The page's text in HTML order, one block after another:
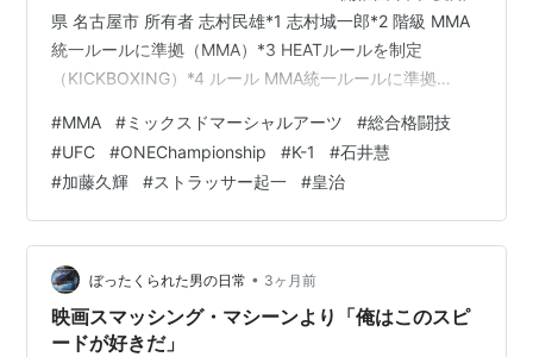
県 名古屋市 所有者 志村民雄*1 志村城一郎*2 階級 MMA
統一ルールに準拠（MMA）*3 HEATルールを制定
（KICKBOXING）*4 ルール MMA統一ルールに準拠
八角形ケージ（『HEAT 4』から常設） リング（『HEAT
1 ～ 3』、『HEAT 46』『HEAT 53』） リンク 公式サイ
ト Twitter YouTube 階級と歴代王座（lb、kg） 👑HEAT
MMA王…
#MMA #ミックスドマーシャルアーツ #総合格闘技
#UFC #ONEChampionship #K-1 #石井慧
#加藤久輝 #ストラッサー起一 #皇治
ぼったくられた男の日常 • 3ヶ月前
映画スマッシング・マシーンより「俺はこのスピ
ードが好きだ」